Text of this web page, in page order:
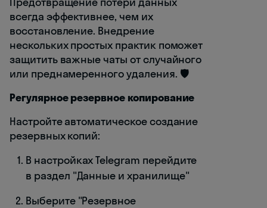
всегда эффективнее, чем их
восстановление. Внедрение
нескольких простых практик поможет
защитить важные чаты от случайного
или преднамеренного удаления. 🛡️
Регулярное резервное копирование
Настройте автоматическое создание
резервных копий:
В настройках Telegram перейдите
в раздел "Данные и хранилище"
Выберите "Резервное